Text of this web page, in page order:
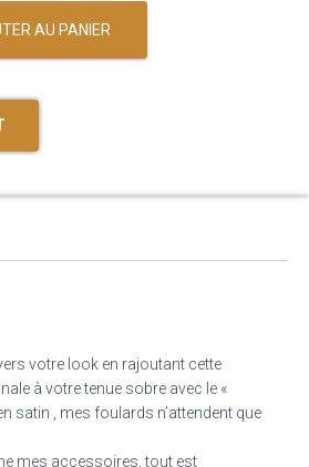
AU PANIER
votre look en rajoutant cette
à votre tenue sobre avec le «
satin , mes foulards n’attendent que
mes accessoires, tout est